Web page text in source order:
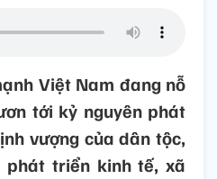
Việt Nam đang nỗ
tới kỷ nguyên phát
vượng của dân tộc,
triển kinh tế, xã